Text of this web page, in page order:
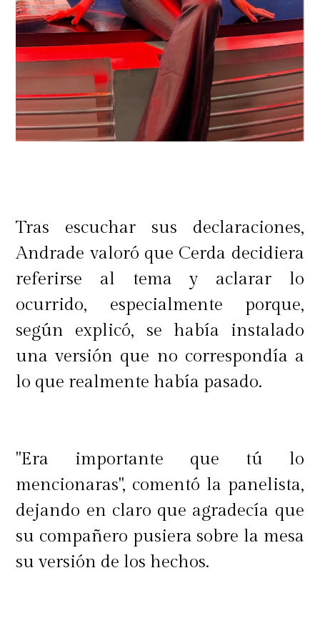
Tras escuchar sus declaraciones,
Andrade valoró que Cerda decidiera
referirse al tema y aclarar lo
ocurrido, especialmente porque,
según explicó, se había instalado
una versión que no correspondía a
lo que realmente había pasado.
"Era importante que tú lo
mencionaras", comentó la panelista,
dejando en claro que agradecía que
su compañero pusiera sobre la mesa
su versión de los hechos.